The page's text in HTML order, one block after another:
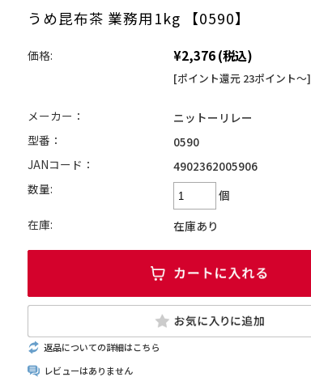
うめ昆布茶 業務用1kg 【0590】
価格: ¥2,376(税込)
[ポイント還元 23ポイント～]
メーカー：
ニットーリレー
型番：
0590
JANコード：
4902362005906
数量:
個
在庫:
在庫あり
返品についての詳細はこちら
レビューはありません